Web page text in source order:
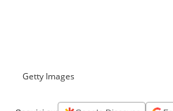
Getty Images